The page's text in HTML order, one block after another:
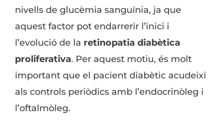
nivells de glucèmia sanguínia, ja que
aquest factor pot endarrerir l’inici i
l’evolució de la retinopatia diabètica
proliferativa. Per aquest motiu, és molt
important que el pacient diabètic acudeixi
als controls periòdics amb l’endocrinòleg i
l’oftalmòleg.